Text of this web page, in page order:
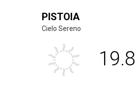
PISTOIA
Cielo Sereno
19.8